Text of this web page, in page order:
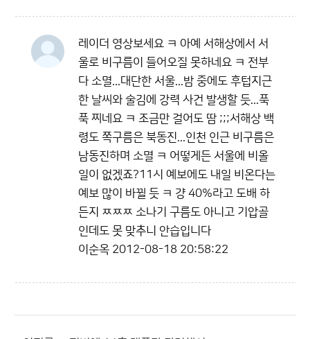
레이더 영상보세요 ㅋ 아예 서해상에서 서
울로 비구름이 들어오질 못하네요 ㅋ 전부
다 소멸...대단한 서울...밤 중에도 후텁지근
한 날씨와 술김에 강력 사건 발생할 듯...푹
푹 찌네요 ㅋ 조금만 걸어도 땀 ;;;서해상 백
령도 쪽구름은 북동진...인천 인근 비구름은
남동진하며 소멸 ㅋ 어떻게든 서울에 비올
일이 없겠죠?11시 예보에도 내일 비온다는
예보 많이 바뀔 듯 ㅋ 걍 40%라고 도배 하
든지 ㅉㅉㅉ 소나기 구름도 아니고 기압골
인데도 못 맞추니 안습입니다
이순옥 2012-08-18 20:58:22